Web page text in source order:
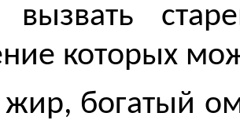
вызвать
которых
богатый